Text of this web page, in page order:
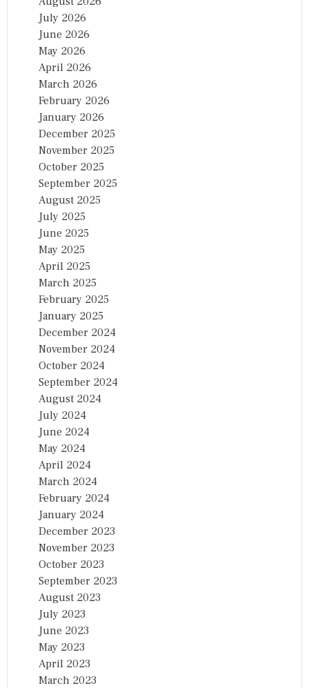
July 2026
June 2026
May 2026
April 2026
March 2026
February 2026
January 2026
December 2025
November 2025
October 2025
September 2025
August 2025
July 2025
June 2025
May 2025
April 2025
March 2025
February 2025
January 2025
December 2024
November 2024
October 2024
September 2024
August 2024
July 2024
June 2024
May 2024
April 2024
March 2024
February 2024
January 2024
December 2023
November 2023
October 2023
September 2023
August 2023
July 2023
June 2023
May 2023
April 2023
March 2023